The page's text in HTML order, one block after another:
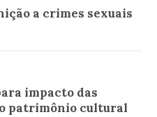
a crimes sexuais
impacto das
patrimônio cultural